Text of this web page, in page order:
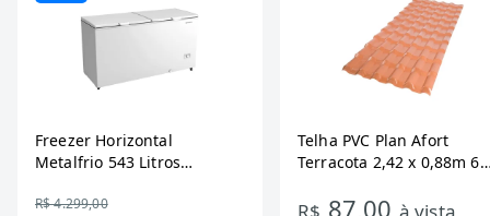
Freezer Horizontal
Metalfrio 543 Litros
Tecnologia Inverter, Branco,
R$ 4.299,00
Telha PVC Plan Afort
Terracota 2,42 x 0,88m 6
87,00